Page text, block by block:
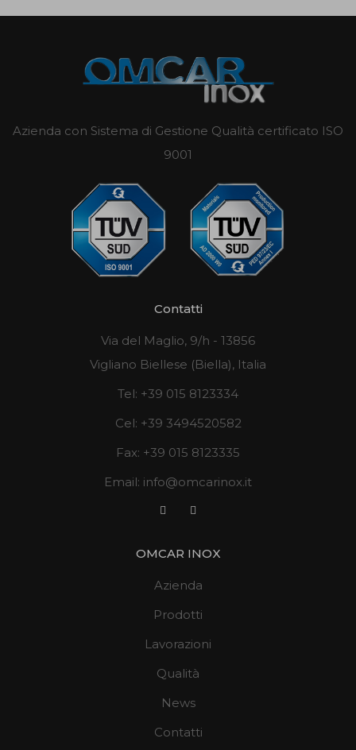
Azienda con Sistema di Gestione Qualità certificato ISO
9001
Contatti
Via del Maglio, 9/h - 13856
Vigliano Biellese (Biella), Italia
Tel: +39 015 8123334
Cel: +39 3494520582
Fax: +39 015 8123335
Email: info@omcarinox.it
OMCAR INOX
Azienda
Prodotti
Lavorazioni
Qualità
News
Contatti